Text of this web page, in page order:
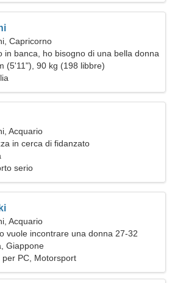
Capricorno
in banca, ho bisogno di una bella donna
(5'11"), 90 kg (198 libbre)
Acquario
in cerca di fidanzato
serio
Acquario
vuole incontrare una donna 27-32
Giappone
per PC, Motorsport